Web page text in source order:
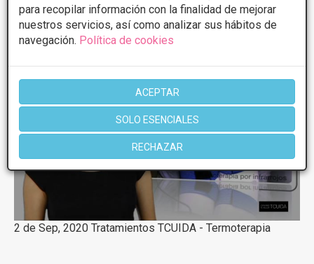
para recopilar información con la finalidad de mejorar
nuestros servicios, así como analizar sus hábitos de
navegación. Política de cookies
ACEPTAR
SOLO ESENCIALES
RECHAZAR
VideosTermoterapia
2 de Sep, 2020 Tratamientos TCUIDA - Termoterapia